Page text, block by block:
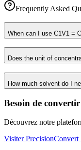
Frequently Asked
When can I use C1V1 =
Does the unit of
How much solvent do I
Besoin de
Découvrez notre
Visiter